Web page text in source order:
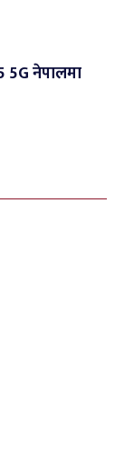
5G नेपालमा